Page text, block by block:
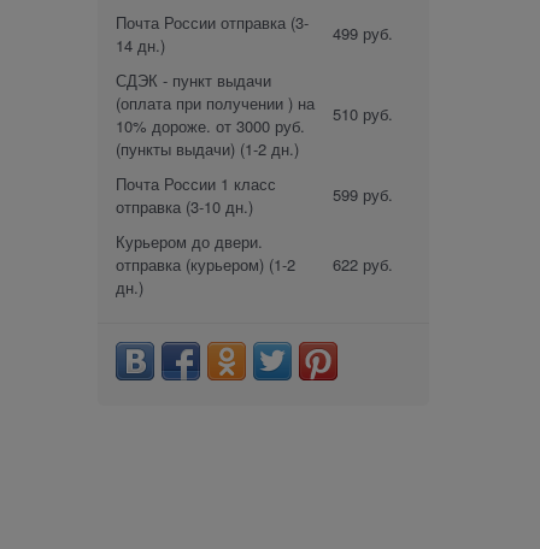
Почта России отправка (3-
14 дн.)
499 руб.
СДЭК - пункт выдачи
(оплата при получении ) на
10% дороже. от 3000 руб.
(пункты выдачи) (1-2 дн.)
510 руб.
Почта России 1 класс
отправка (3-10 дн.)
599 руб.
Курьером до двери.
отправка (курьером) (1-2
дн.)
622 руб.